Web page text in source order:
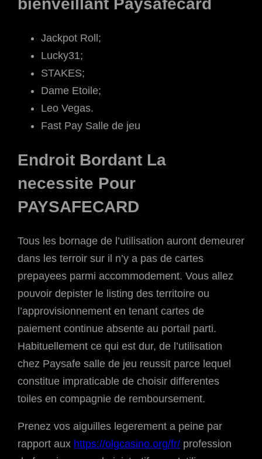
bienveillant Paysafecard
Jackpot Roll;
Lucky31;
STAKES;
Dame Etoile;
Leo Vegas.
Fast Pay Salle de jeu
Endroit Bordant La
necessite Pour
PAYSAFECARD
Tous les bornage de l’utilisation auront demeurer
dans les terroir sur il n’y a pas de cartes
prepayees parmi accommodement. Vous allez
pouvoir depister le listing des territoire ou
l’approvisionnement en tenant cartes de
paiement continue absente au portail parti.
Habituellement ce qui est dur, de l’utilisation
chez Paysafe salle de jeu reussit parce lequel
constitue impraticable de choisir differentes
toiles en compagnie de remboursement.
Prenez vos aiguilles legerement a peine par
rapport aux https://olgcasino.org/fr/ profession